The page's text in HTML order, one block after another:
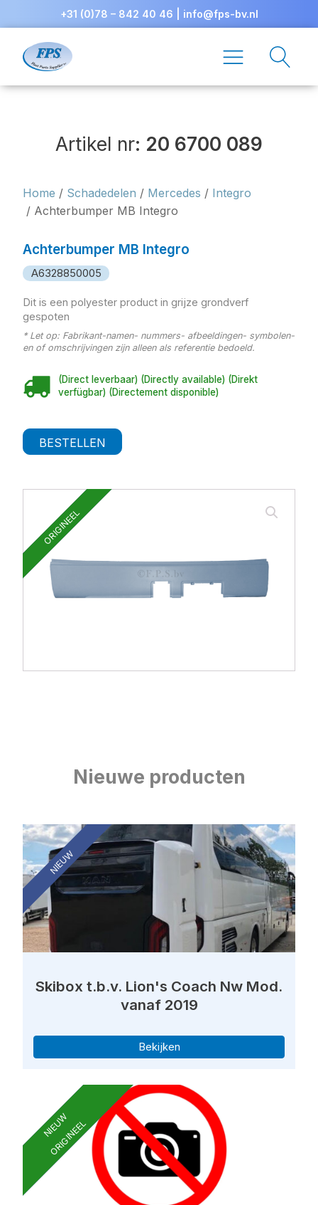
+31 (0)78 – 842 40 46 info@fps-bv.nl
Artikel nr: 20 6700 089
Home / Schadedelen / Mercedes / Integro
/ Achterbumper MB Integro
ORIGINEEL
Achterbumper MB Integro
A6328850005
Dit is een polyester product in grijze grondverf
gespoten
* Let op: Fabrikant-namen- nummers- afbeeldingen- symbolen-
en of omschrijvingen zijn alleen als referentie bedoeld.
(Direct leverbaar) (Directly available) (Direkt
verfügbar) (Directement disponible)
BESTELLEN
Nieuwe producten
NIEUW
Skibox t.b.v. Lion's Coach Nw Mod.
vanaf 2019
Bekijken
NIEUW
ORIGINEEL